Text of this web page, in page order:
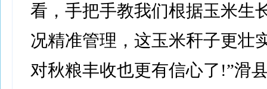
看，手把手教我们根据玉米生
况精准管理，这玉米秆子更壮
对秋粮丰收也更有信心了!”滑